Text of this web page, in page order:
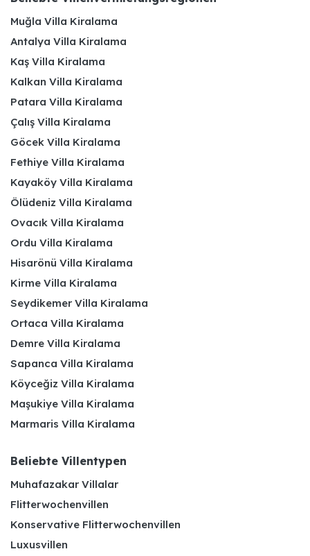
Muğla Villa Kiralama
Antalya Villa Kiralama
Kaş Villa Kiralama
Kalkan Villa Kiralama
Patara Villa Kiralama
Çalış Villa Kiralama
Göcek Villa Kiralama
Fethiye Villa Kiralama
Kayaköy Villa Kiralama
Ölüdeniz Villa Kiralama
Ovacık Villa Kiralama
Ordu Villa Kiralama
Hisarönü Villa Kiralama
Kirme Villa Kiralama
Seydikemer Villa Kiralama
Ortaca Villa Kiralama
Demre Villa Kiralama
Sapanca Villa Kiralama
Köyceğiz Villa Kiralama
Maşukiye Villa Kiralama
Marmaris Villa Kiralama
Beliebte Villentypen
Muhafazakar Villalar
Flitterwochenvillen
Konservative Flitterwochenvillen
Luxusvillen